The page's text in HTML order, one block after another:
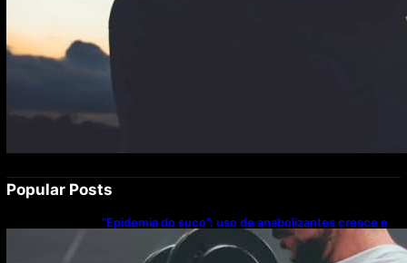
Popular Posts
“Epidemia do suco”: uso de anabolizantes cresce e
acende alerta sobre riscos à saúde